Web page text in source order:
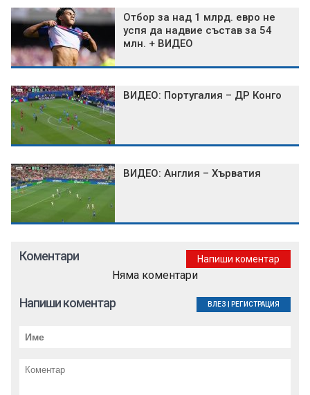
Отбор за над 1 млрд. евро не
успя да надвие състав за 54
млн. + ВИДЕО
ВИДЕО: Португалия – ДР Конго
ВИДЕО: Англия – Хърватия
Коментари Напиши коментар
Няма коментари
Напиши коментар ВЛЕЗ РЕГИСТРАЦИЯ